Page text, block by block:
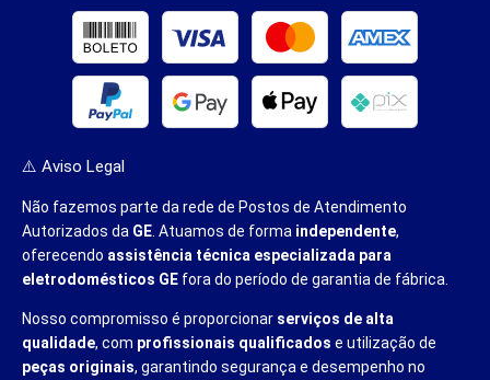
⚠️ Aviso Legal
Não fazemos parte da rede de Postos de Atendimento
Autorizados da GE . Atuamos de forma independente,
oferecendo assistência técnica especializada para
eletrodomésticos GE fora do período de garantia de fábrica.
Nosso compromisso é proporcionar serviços de alta
qualidade, com profissionais qualificados e utilização de
peças originais, garantindo segurança e desempenho no